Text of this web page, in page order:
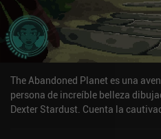
peculiar forma de contar la
como la familia, la amistad y el
experiencia agradable.
The Abandoned Planet es una
persona de increíble belleza
Dexter Stardust. Cuenta la